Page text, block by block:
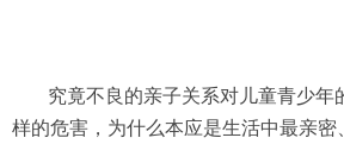
究竟不良的亲子关系对儿童青少年
样的危害，为什么本应是生活中最亲密